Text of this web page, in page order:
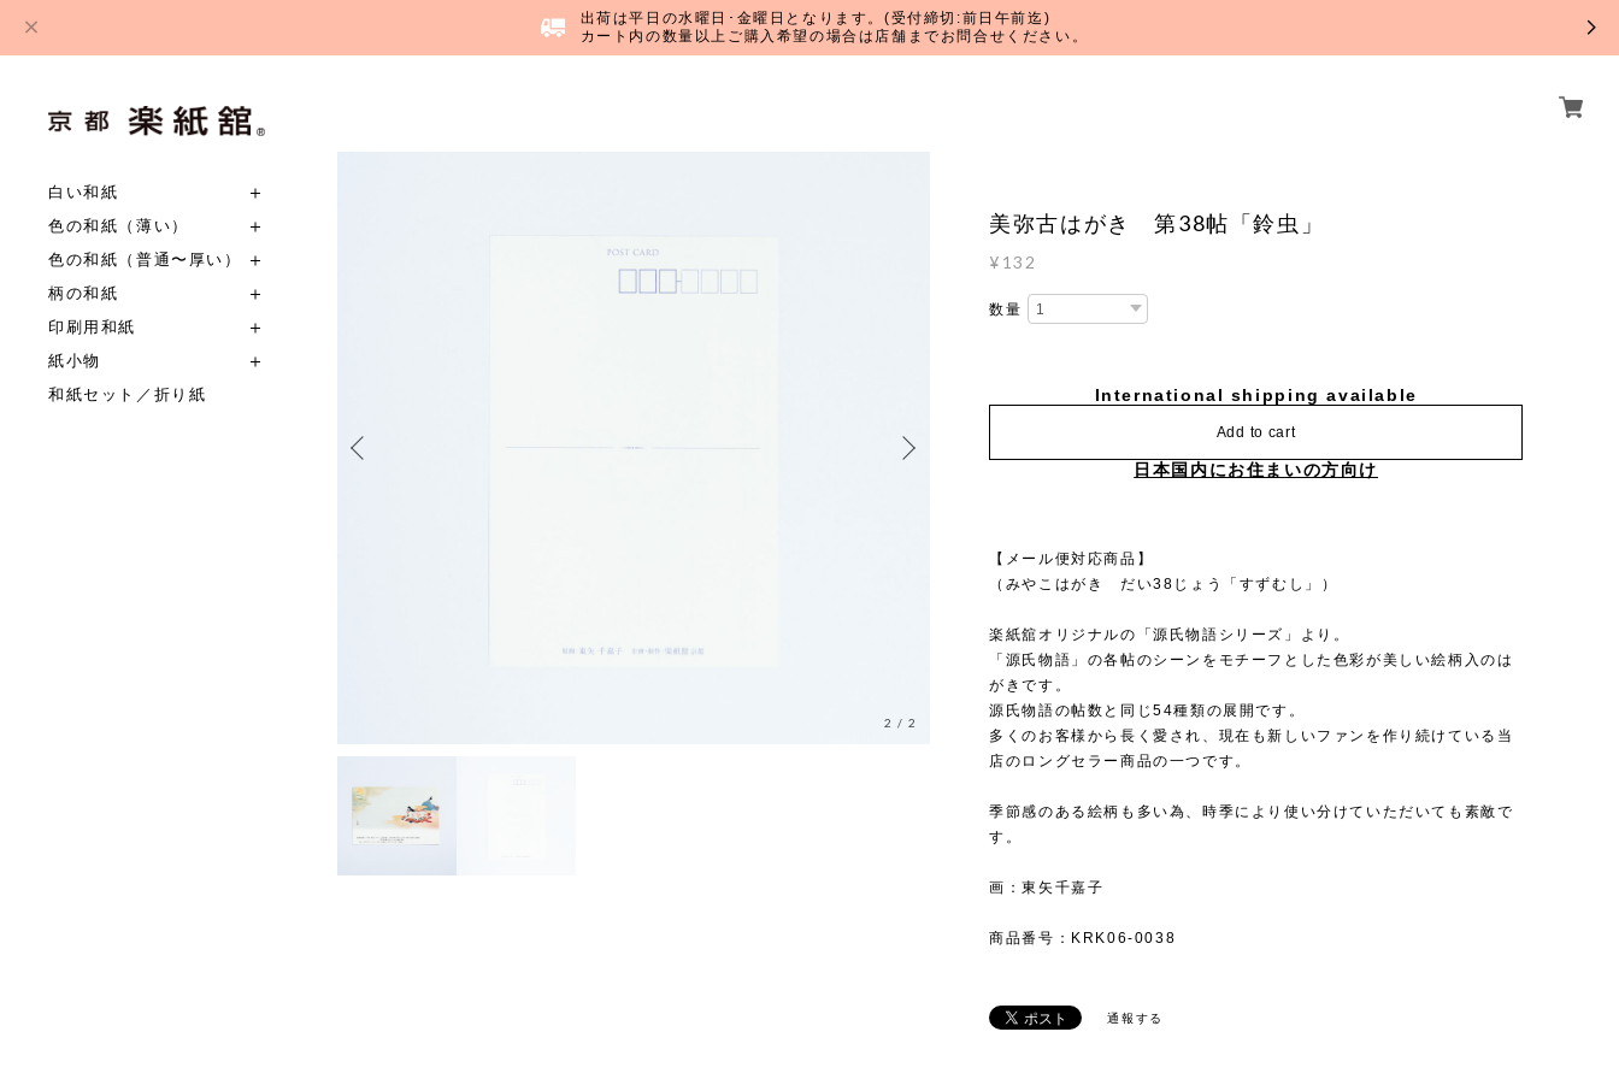
出荷は平日の水曜日･金曜日となります。(受付締切:前日午前迄)
カート内の数量以上ご購入希望の場合は店舗までお問合せください。
白い和紙
色の和紙（薄い）
色の和紙（普通〜厚い）
柄の和紙
印刷用和紙
紙小物
和紙セット／折り紙
2 /2
美弥古はがき 第38帖「鈴虫」
¥132
数量
International shipping available
Add to cart
日本国内にお住まいの方向け
【メール便対応商品】
（みやこはがき だい38じょう「すずむし」）
楽紙舘オリジナルの「源氏物語シリーズ」より。
「源氏物語」の各帖のシーンをモチーフとした色彩が美しい絵柄入のは
がきです。
源氏物語の帖数と同じ54種類の展開です。
多くのお客様から長く愛され、現在も新しいファンを作り続けている当
店のロングセラー商品の一つです。
季節感のある絵柄も多い為、時季により使い分けていただいても素敵で
す。
画：東矢千嘉子
商品番号：KRK06-0038
通報する